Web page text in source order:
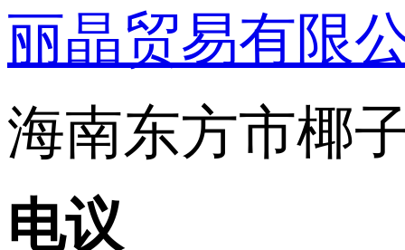
海南东方市椰
电议